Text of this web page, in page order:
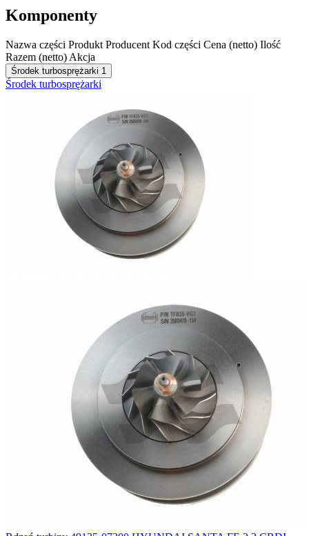
Komponenty
Nazwa części Produkt Producent Kod części Cena (netto) Ilość
Razem (netto) Akcja
Środek turbosprężarki 1
Środek turbosprężarki